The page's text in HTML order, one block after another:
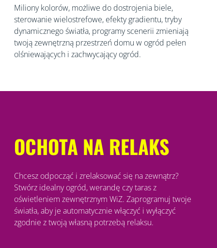
Miliony kolorów, możliwe do dostrojenia biele,
sterowanie wielostrefowe, efekty gradientu, tryby
dynamicznego światła, programy scenerii zmieniają
twoją zewnętrzną przestrzeń domu w ogród pełen
olśniewających i zachwycający ogród.
OCHOTA NA RELAKS
Chcesz odpocząć i zrelaksować się na zewnątrz?
Stwórz idealny ogród, werandę czy taras z
oświetleniem zewnętrznym WiZ. Zaprogramuj twoje
światła, aby je automatycznie włączyć i wyłączyć
zgodnie z twoją własną potrzebą relaksu.